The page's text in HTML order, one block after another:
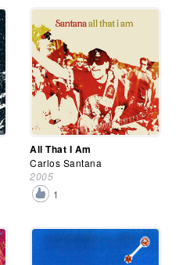
All That I Am
Carlos Santana
2005
1